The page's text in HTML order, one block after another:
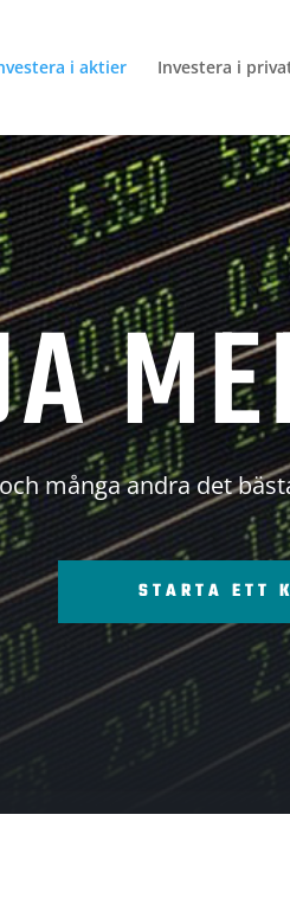
i aktier Investera i
många andra det
STARTA ETT